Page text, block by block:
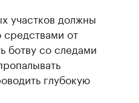
участков должны
от
ботву со следами
глубокую